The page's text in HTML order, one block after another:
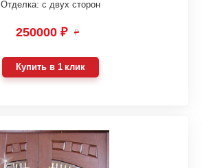
Отделка: с двух сторон
250000 ₽ ₽
Купить в 1 клик